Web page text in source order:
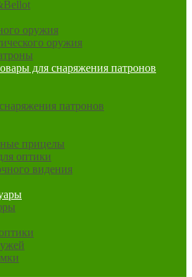
оружия
оружия
для снаряжения патронов
патронов
прицелы
оптики
видения